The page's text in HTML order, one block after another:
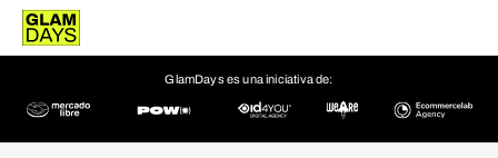
GlamDays es una iniciativa de: